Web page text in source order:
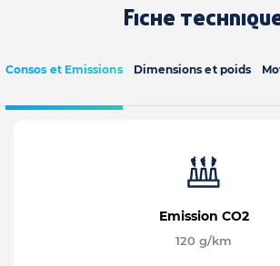
Fiche
Consos et Emissions Dimensions et poids
Emission CO2
120 g/km